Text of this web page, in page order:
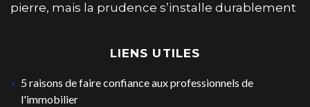
pierre, mais la prudence s’installe durablement
LIENS UTILES
5 raisons de faire confiance aux professionnels de
l'immobilier